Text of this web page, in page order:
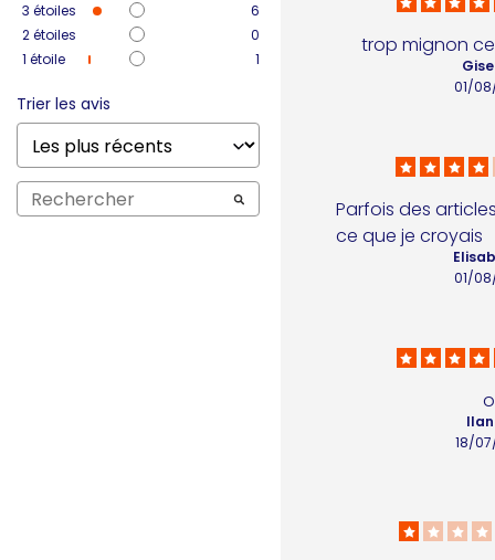
3 étoiles
6
2étoiles
0
1 étoile 1
Trier les avis
trop mignon
01/
Parfois des
ce que je croyais
01/
18/